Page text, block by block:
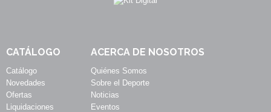
CATÁLOGO
Catálogo
Novedades
Ofertas
Liquidaciones
ACERCA DE NOSOTROS
Quiénes Somos
Sobre el Deporte
Noticias
Eventos